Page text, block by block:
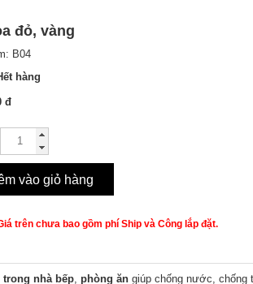
đỏ, vàng
B04
hàng
đ
vào giỏ hàng
trên chưa bao gồm phí Ship và Công lắp đặt.
trong nhà bếp, phòng ăn giúp chống nước,